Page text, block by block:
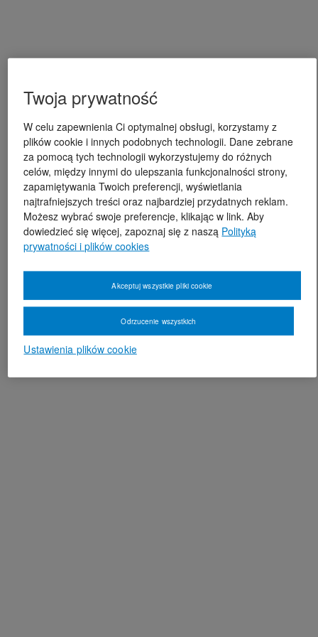
Twoja prywatność
W celu zapewnienia Ci optymalnej obsługi, korzystamy z
plików cookie i innych podobnych technologii. Dane zebrane
za pomocą tych technologii wykorzystujemy do różnych
celów, między innymi do ulepszania funkcjonalności strony,
zapamiętywania Twoich preferencji, wyświetlania
najtrafniejszych treści oraz najbardziej przydatnych reklam.
Możesz wybrać swoje preferencje, klikając w link. Aby
dowiedzieć się więcej, zapoznaj się z naszą Polityką
prywatności i plików cookies
Ustawienia plików cookie
Odrzucenie wszystkich
Akceptuj wszystkie pliki cookie